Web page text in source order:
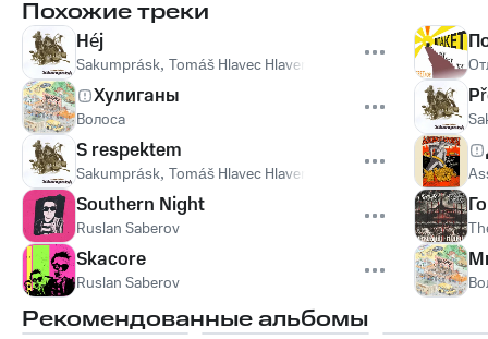
Похожие треки
Héj
Sakumprásk, Tomáš Hlavec Hlavenka Tomáš Dzidoš Dzida,
Хулиганы
Волоса
S respektem
Sakumprásk, Tomáš Hlavec Hlavenka Tomáš Dzidoš Dzida ,
Southern Night
Ruslan Saberov
Skacore
Ruslan Saberov
Рекомендованные альбомы